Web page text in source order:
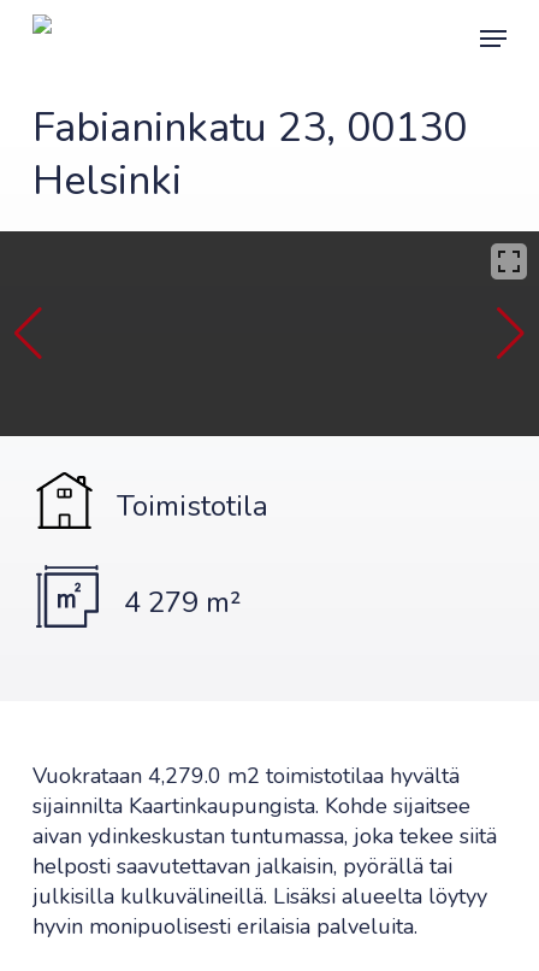
Skip
Menu
Fabianinkatu 23, 00130
Helsinki
Toimistotila
4 279 m²
Vuokrataan 4,279.0 m2 toimistotilaa hyvältä
sijainnilta Kaartinkaupungista. Kohde sijaitsee
aivan ydinkeskustan tuntumassa, joka tekee siitä
helposti saavutettavan jalkaisin, pyörällä tai
julkisilla kulkuvälineillä. Lisäksi alueelta löytyy
hyvin monipuolisesti erilaisia palveluita.